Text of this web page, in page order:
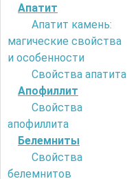
Апатит
Апатит камень:
магические свойства
и особенности
Свойства апатита
Апофиллит
Свойства
апофиллита
Белемниты
Свойства
белемнитов